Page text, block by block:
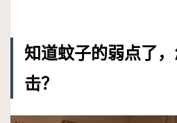
知道蚊子的弱点了
击？